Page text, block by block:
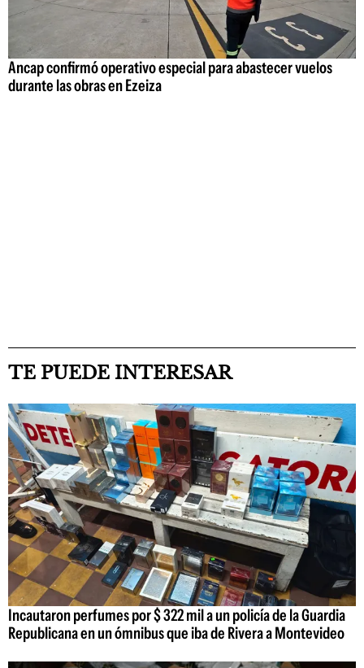
Ancap confirmó operativo especial para abastecer vuelos
durante las obras en Ezeiza
TE PUEDE INTERESAR
Incautaron perfumes por $ 322 mil a un policía de la Guardia
Republicana en un ómnibus que iba de Rivera a Montevideo